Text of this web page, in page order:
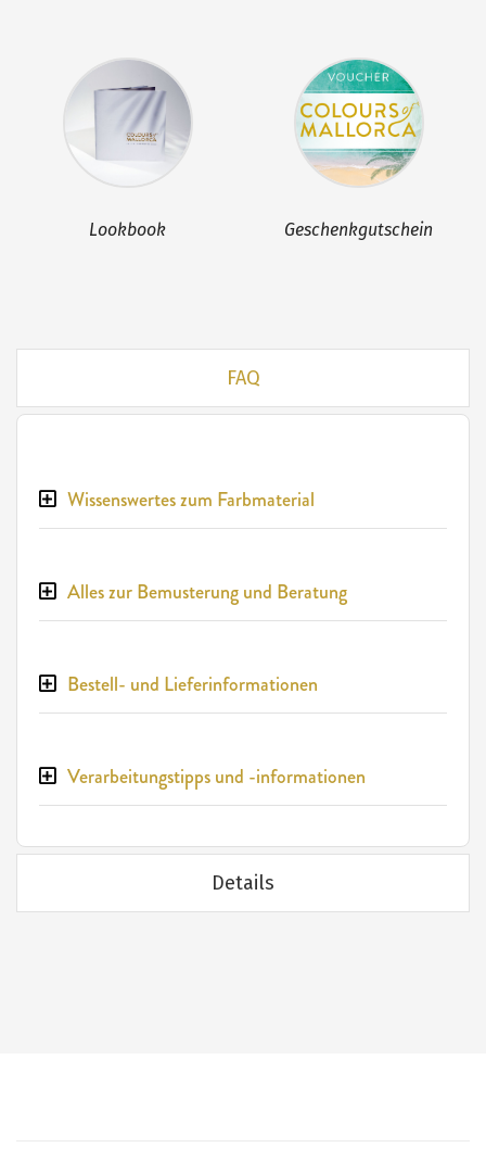
Lookbook Geschenkgutschein
FAQ
Wissenswertes zum Farbmaterial
Alles zur Bemusterung und Beratung
Bestell- und Lieferinformationen
Verarbeitungstipps und -informationen
Details